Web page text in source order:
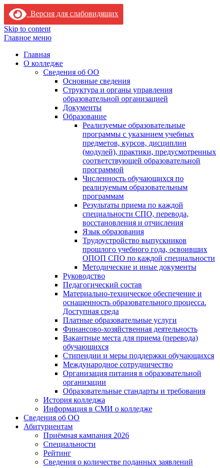
Версия для слабовидящих
Skip to content
Главное меню
Главная
О колледже
Сведения об ОО
Основные сведения
Структура и органы управления
образовательной организацией
Документы
Образование
Реализуемые образовательные
программы с указанием учебных
предметов, курсов, дисциплин
(модулей), практики, предусмотренных
соответствующей образовательной
программой
Численность обучающихся по
реализуемым образовательным
программам
Результаты приема по каждой
специальности СПО, перевода,
восстановления и отчисления
Язык образования
Трудоустройство выпускников
прошлого учебного года, освоивших
ОПОП СПО по каждой специальности
Методические и иные документы
Руководство
Педагогический состав
Материально-техническое обеспечение и
оснащенность образовательного процесса.
Доступная среда
Платные образовательные услуги
Финансово-хозяйственная деятельность
Вакантные места для приема (перевода)
обучающихся
Стипендии и меры поддержки обучающихся
Международное сотрудничество
Организация питания в образовательной
организации
Образовательные стандарты и требования
История колледжа
Информация в СМИ о колледже
Сведения об ОО
Абитуриентам
Приёмная кампания 2026
Специальности
Рейтинг
Сведения о количестве поданных заявлений